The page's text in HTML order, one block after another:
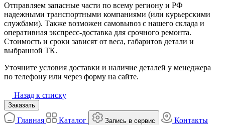
Отправляем запасные части по всему региону и РФ
надежными транспортными компаниями (или курьерскими
службами). Также возможен самовывоз с нашего склада и
оперативная экспресс-доставка для срочного ремонта.
Стоимость и сроки зависят от веса, габаритов детали и
выбранной ТК.
Уточните условия доставки и наличие деталей у менеджера
по телефону или через форму на сайте.
Назад к списку
Заказать
Главная Каталог Запись в сервис
Контакты